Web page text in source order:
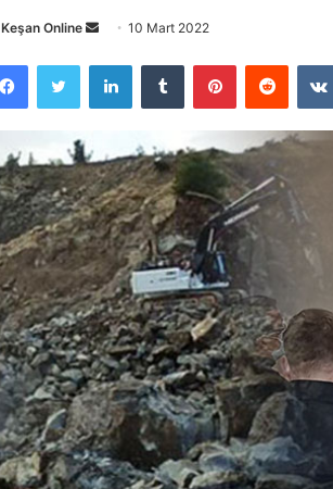
Keşan Online
Bir
posta
göndermek
10 Mart 2022
FacebookTwitter LinkedInTumblr PinterestReddit